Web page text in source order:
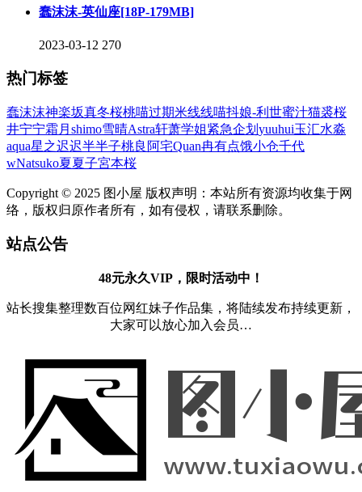
蠢沫沫-英仙座[18P-179MB]
2023-03-12 270
热门标签
蠢沫沫神楽坂真冬桜桃喵过期米线线喵抖娘-利世蜜汁猫裘桜
井宁宁霜月shimo雪晴Astra轩萧学姐紧急企划 yuuhui玉汇水淼
aqua星之迟迟半半子桃良阿宅Quan冉有点饿小仓千代
wNatsuko夏夏子宮本桜
Copyright © 2025 图小屋 版权声明：本站所有资源均收集于网
络，版权归原作者所有，如有侵权，请联系删除。
站点公告
48元永久VIP，限时活动中！
站长搜集整理数百位网红妹子作品集，将陆续发布持续更新，
大家可以放心加入会员…